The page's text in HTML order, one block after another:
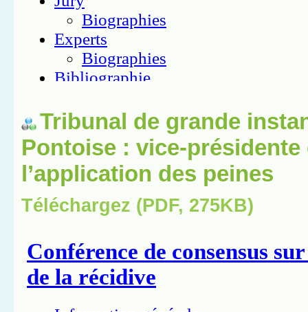
Tribunal de grande
Pontoise : vice-présidente
l’application des peines
Téléchargez (PDF, 275KB)